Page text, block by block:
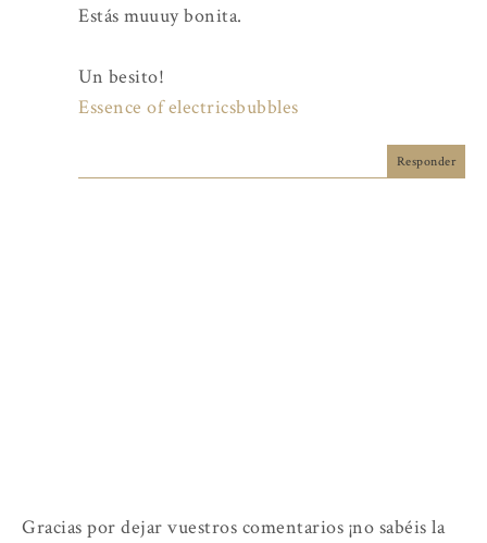
Estás muuuy bonita.
Un besito!
Essence of electricsbubbles
Responder
Gracias por dejar vuestros comentarios ¡no sabéis la